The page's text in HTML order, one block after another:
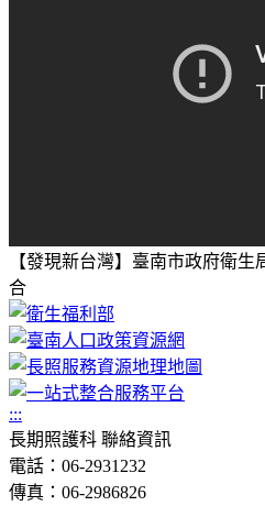
【發現新台灣】臺南市政府衛
合
:::
長期照護科 聯絡資訊
電話：06-2931232
傳真：06-2986826